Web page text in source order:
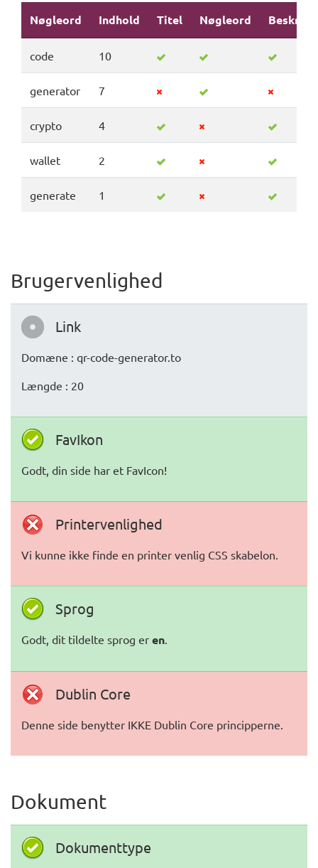
Nøgleord Indhold Titel Nøgleord
code 10
generator 7
crypto 4
wallet 2
generate 1
Brugervenlighed
Link
Domæne : qr-code-generator.to
Længde : 20
FavIkon
Godt, din side har et FavIcon!
Printervenlighed
Vi kunne ikke finde en printer venlig CSS skabelon.
Sprog
Godt, dit tildelte sprog er en.
Dublin Core
Denne side benytter IKKE Dublin Core principperne.
Dokument
Dokumenttype